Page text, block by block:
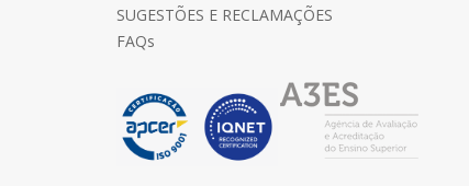
SUGESTÕES E RECLAMAÇÕES
FAQs